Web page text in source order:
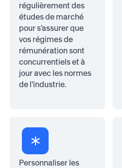
régulièrement des
études de marché
pour s'assurer que
vos régimes de
rémunération sont
concurrentiels et à
jour avec les normes
de l'industrie.
Personnaliser les